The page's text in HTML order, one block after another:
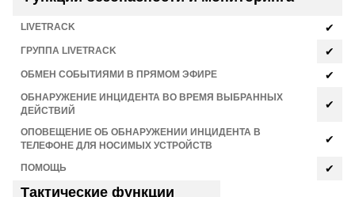
LIVETRACK ✔
ГРУППА LIVETRACK ✔
ОБМЕН СОБЫТИЯМИ В ПРЯМОМ ЭФИРЕ ✔
ОБНАРУЖЕНИЕ ИНЦИДЕНТА ВО ВРЕМЯ ВЫБРАННЫХ
ДЕЙСТВИЙ
✔
ОПОВЕЩЕНИЕ ОБ ОБНАРУЖЕНИИ ИНЦИДЕНТА В
ТЕЛЕФОНЕ ДЛЯ НОСИМЫХ УСТРОЙСТВ
✔
ПОМОЩЬ ✔
Тактические функции